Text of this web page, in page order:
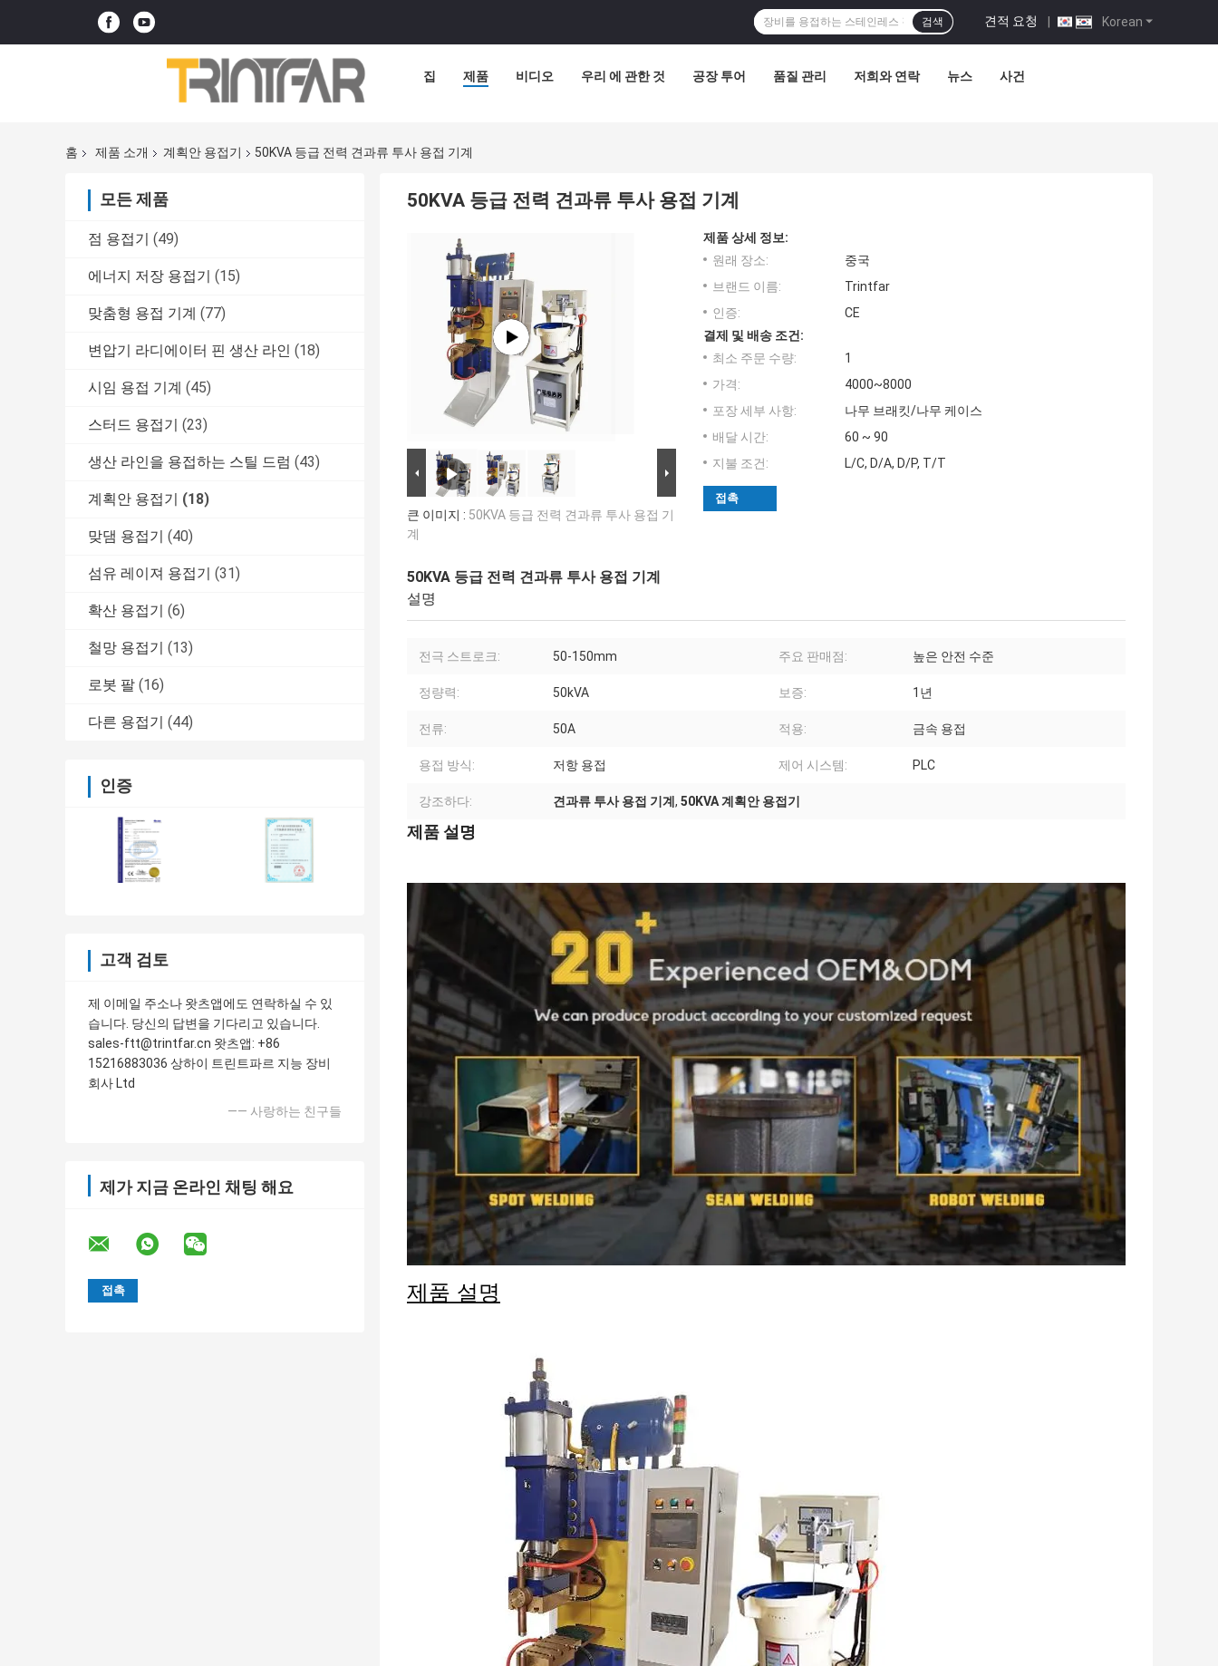
Korean
견적 요청 |
검색
집 제품 비디오 우리 에 관한 것 공장 투어 품질 관리 저희와 연락 뉴스 사건
홈 제품 소개 계획안 용접기 50KVA 등급 전력 견과류 투사 용접 기계
모든 제품
점 용접기 (49)
에너지 저장 용접기 (15)
맞춤형 용접 기계 (77)
변압기 라디에이터 핀 생산 라인 (18)
시임 용접 기계 (45)
스터드 용접기 (23)
생산 라인을 용접하는 스틸 드럼 (43)
계획안 용접기 (18)
맞댐 용접기 (40)
섬유 레이져 용접기 (31)
확산 용접기 (6)
철망 용접기 (13)
로봇 팔 (16)
다른 용접기 (44)
인증
고객 검토
제 이메일 주소나 왓츠앱에도 연락하실 수 있
습니다. 당신의 답변을 기다리고 있습니다.
sales-ftt@trintfar.cn 왓츠앱: +86
15216883036 상하이 트린트파르 지능 장비
회사 Ltd
—— 사랑하는 친구들
제가 지금 온라인 채팅 해요
50KVA 등급 전력 견과류 투사 용접 기계
큰 이미지 : 50KVA 등급 전력 견과류 투사 용접 기
계
제품 상세 정보:
원래 장소:
중국
브랜드 이름:
Trintfar
인증:
CE
결제 및 배송 조건:
최소 주문 수량:
1
가격:
4000~8000
포장 세부 사항:
나무 브래킷/나무 케이스
배달 시간:
60 ~ 90
지불 조건:
L/C, D/A, D/P, T/T
접촉
50KVA 등급 전력 견과류 투사 용접 기계
설명
전극 스트로크: 50-150mm 주요 판매점: 높은 안전 수준
정량력: 50kVA 보증: 1년
전류: 50A 적용: 금속 용접
용접 방식: 저항 용접 제어 시스템: PLC
강조하다: 견과류 투사 용접 기계 , 50KVA 계획안 용접기
제품 설명
제품 설명